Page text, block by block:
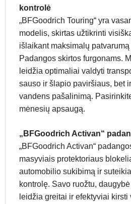
kontrolė
„BFGoodrich Touring“ yra
modelis, skirtas užtikrinti
išlaikant maksimalų
Padangos skirtos furgonams.
leidžia optimaliai valdyti
sauso ir šlapio paviršiaus, bet
vandens pašalinimą.
mėnesių apsaugą.
„BFGoodrich Activan“
„BFGoodrich Activan“
masyviais protektoriaus
automobilio sukibimą ir
kontrolę. Savo ruožtu,
leidžia greitai ir efektyviai